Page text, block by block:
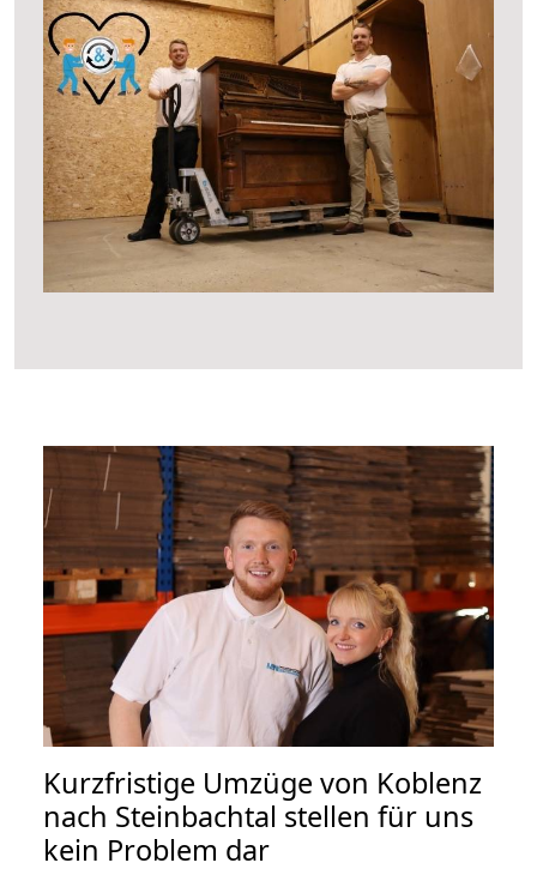
Kurzfristige Umzüge von Koblenz
nach Steinbachtal stellen für uns
kein Problem dar